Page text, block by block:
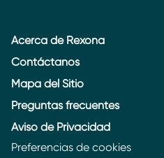
Acerca de Rexona
Contáctanos
Mapa del Sitio
Preguntas frecuentes
Aviso de Privacidad
Preferencias de cookies